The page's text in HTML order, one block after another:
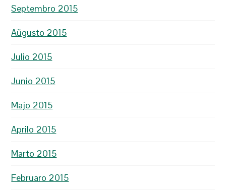
Septembro 2015
Aŭgusto 2015
Julio 2015
Junio 2015
Majo 2015
Aprilo 2015
Marto 2015
Februaro 2015